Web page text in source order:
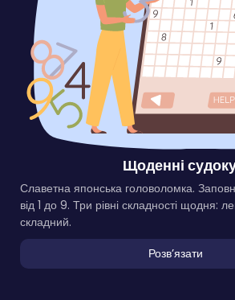
Щоденні
Славетна японська головоломка.
від 1 до 9. Три рівні складності щодня:
складний.
Розвʼязати